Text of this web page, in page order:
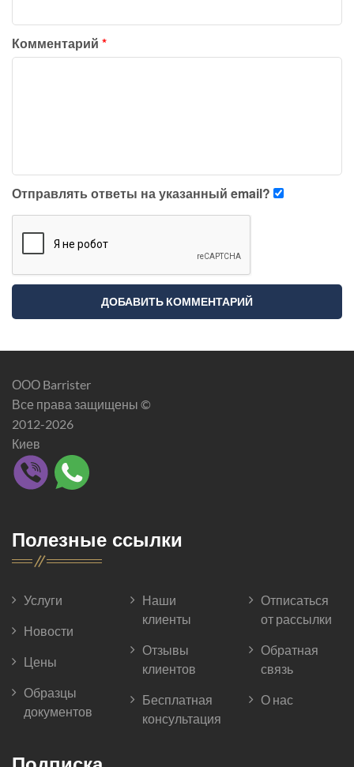
Комментарий *
Отправлять ответы на указанный email?
ООО Barrister
Все права защищены ©
2012-2026
Киев
Полезные ссылки
Услуги
Новости
Цены
Образцы
документов
Наши
клиенты
Отзывы
клиентов
Бесплатная
консультация
Отписаться
от рассылки
Обратная
связь
О нас